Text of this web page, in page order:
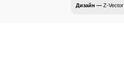
Дизайн — Z-Vector